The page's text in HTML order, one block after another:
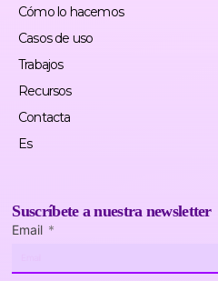
Cómo lo hacemos
Casos de uso
Trabajos
Recursos
Contacta
Es
Suscríbete a nuestra newsletter
Email